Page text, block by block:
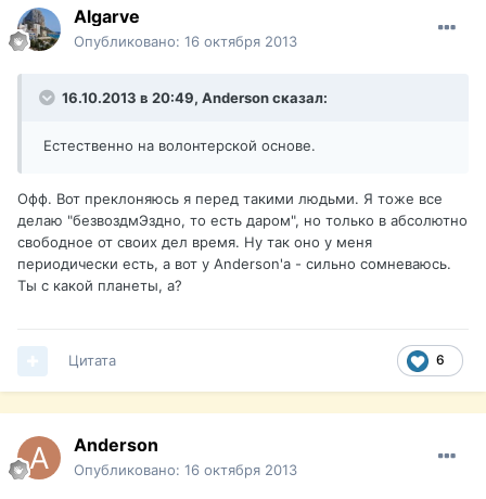
Algarve
Опубликовано: 16 октября 2013
16.10.2013 в 20:49, Anderson сказал:
Естественно на волонтерской основе.
Офф. Вот преклоняюсь я перед такими людьми. Я тоже все
делаю "безвоздмЭздно, то есть даром", но только в абсолютно
свободное от своих дел время. Ну так оно у меня
периодически есть, а вот у Anderson'а - сильно сомневаюсь.
Ты с какой планеты, а?
6
Цитата
Anderson
Опубликовано: 16 октября 2013